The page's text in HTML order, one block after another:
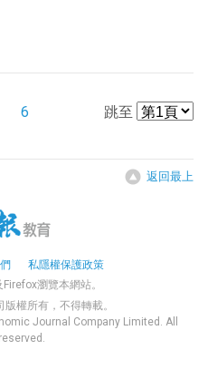
6 跳至
返回最上
私隱權保護政策
瀏覽本網站。
權所有，不得轉載。
Journal Company Limited. All